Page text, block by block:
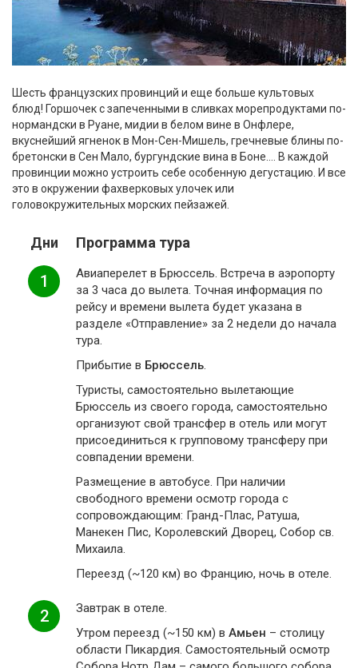
Шесть французских провинций и еще больше культовых
блюд! Горшочек с запеченными в сливках морепродуктами по-
нормандски в Руане, мидии в белом вине в Онфлере,
вкуснейший ягненок в Мон-Сен-Мишель, гречневые блины по-
бретонски в Сен Мало, бургундские вина в Боне…. В каждой
провинции можно устроить себе особенную дегустацию. И все
это в окружении фахверковых улочек или
головокружительных морских пейзажей.
Дни Программа тура
1
Авиаперелет в Брюссель. Встреча в аэропорту
за 3 часа до вылета. Точная информация по
рейсу и времени вылета будет указана в
разделе «Отправление» за 2 недели до начала
тура.
Прибытие в Брюссель.
Туристы, самостоятельно вылетающие
Брюссель из своего города, самостоятельно
организуют свой трансфер в отель или могут
присоединиться к групповому трансферу при
совпадении времени.
Размещение в автобусе. При наличии
свободного времени осмотр города с
сопровождающим: Гранд-Плас, Ратуша,
Манекен Пис, Королевский Дворец, Собор св.
Михаила.
Переезд (~120 км) во Францию, ночь в отеле.
2
Завтрак в отеле.
Утром переезд (~150 км) в Амьен – столицу
области Пикардия. Самостоятельный осмотр